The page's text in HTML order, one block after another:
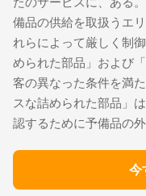
備品の供給を取扱うエ
れらによって厳しく制
められた部品」および
客の異なった条件を満
スな詰められた部品」
認するために予備品の
今